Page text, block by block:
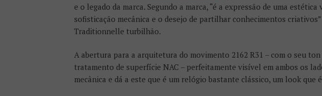
e o legado da marca. Segundo a marca, “é a expressão de uma
sofisticação mecânica e o desejo de partilhar conhecimentos
Traditionnelle turbilhão.
A abertura para a arquitetura do movimento 2162 R31 – com o seu
tratamento de superfície NAC – perfeitamente visível em ambos os
mecânica e dá a este que é um relógio bastante clássico, um look que